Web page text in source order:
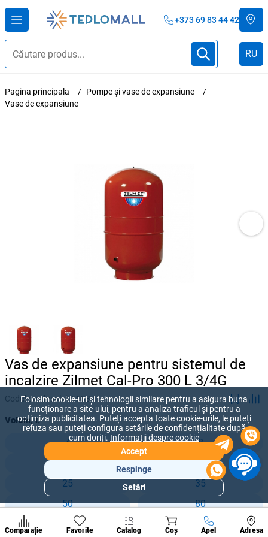
+373 69 83 44 42
RU
Pagina principala
Pompe și vase de expansiune
Vase de expansiune
Vas de expansiune pentru sistemul de
incalzire Zilmet Cal-Pro 300 L 3/4G
Codul produsului:55337
Volum, l:
4
8
12
18
25
35
50
80
100
200
Comparație Favorite Catalog Coș Apel Adresa
A suna
populare
de
Folosim cookie-uri și tehnologii similare pentru a asigura buna
funcționare a site-ului, pentru a analiza traficul și pentru a
optimiza publicitatea. Puteți accepta toate cookie-urile, le puteți
refuza sau puteți configura setările de confidențialitate după
cum doriți. Informații despre cookie
Accept
Respinge
Setări